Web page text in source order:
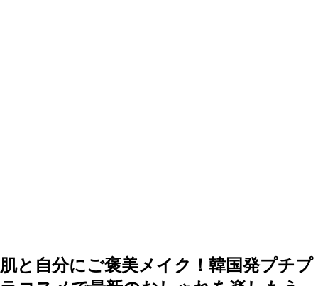
肌と自分にご褒美メイク！韓国発プチプ